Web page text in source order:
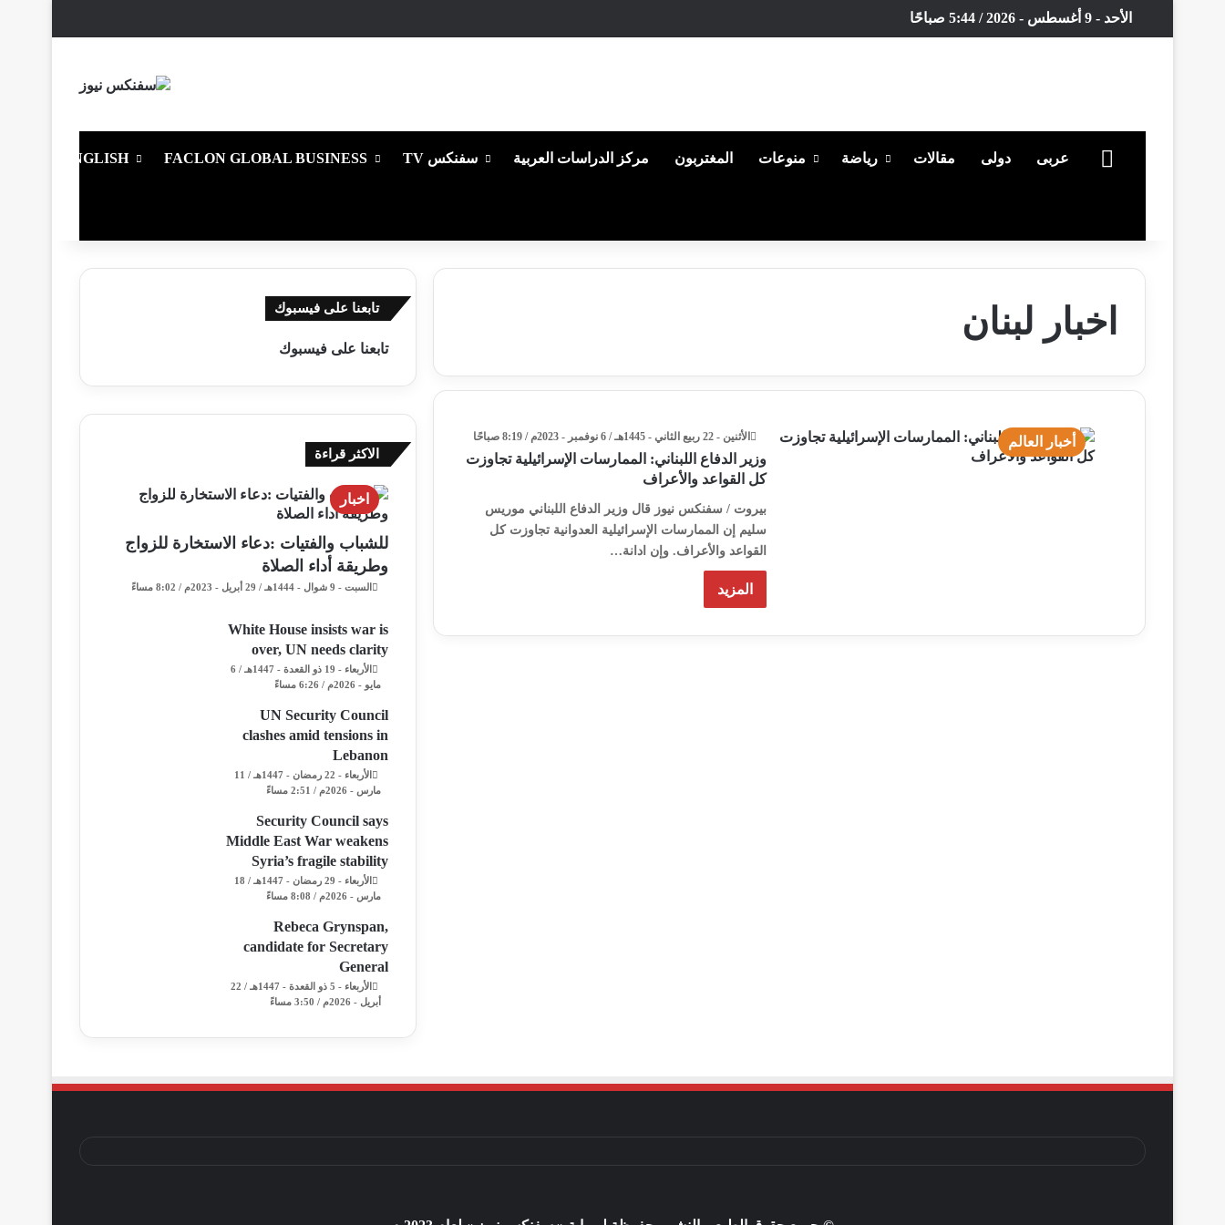
الأحد - 9 أغسطس - 2026 / 5:44 صباحًا
الرئيسية
عربى دولى مقالات رياضة منوعات المغتربون مركز الدراسات العربية سفنكس TV FACLON GLOBAL BUSINESS
ENGLISH
اخبار لبنان
أخبار العالم الأثنين - 22 ربيع الثاني - 1445هـ / 6 نوفمبر - 2023م / 8:19 صباحًا
وزير الدفاع اللبناني: الممارسات الإسرائيلية تجاوزت
كل القواعد والأعراف
بيروت / سفنكس نيوز قال وزير الدفاع اللبناني موريس
سليم إن الممارسات الإسرائيلية العدوانية تجاوزت كل
القواعد والأعراف. وإن ادانة…
المزيد
تابعنا على فيسبوك
تابعنا على فيسبوك
الاكثر قراءة
اخبار
للشباب والفتيات :دعاء الاستخارة للزواج
وطريقة أداء الصلاة
السبت - 9 شوال - 1444هـ / 29 أبريل - 2023م / 8:02 مساءً
White House insists war is
over, UN needs clarity
الأربعاء - 19 ذو القعدة - 1447هـ / 6
مايو - 2026م / 6:26 مساءً
UN Security Council
clashes amid tensions in
Lebanon
الأربعاء - 22 رمضان - 1447هـ / 11
مارس - 2026م / 2:51 مساءً
Security Council says
Middle East War weakens
Syria’s fragile stability
الأربعاء - 29 رمضان - 1447هـ / 18
مارس - 2026م / 8:08 مساءً
Rebeca Grynspan,
candidate for Secretary
General
الأربعاء - 5 ذو القعدة - 1447هـ / 22
أبريل - 2026م / 3:50 مساءً